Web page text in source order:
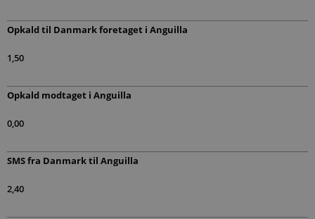
Opkald til Danmark foretaget i Anguilla
1,50
Opkald modtaget i Anguilla
0,00
SMS fra Danmark til Anguilla
2,40